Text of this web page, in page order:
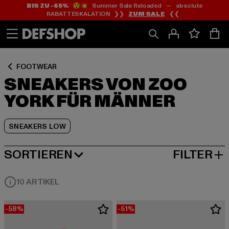
Zum
Inhalt
springen
Zum
Fußzeile
springen
BIS ZU -65%😲💥 Summer Sale Reloaded — absolute
RABATTESKALATION ❯❯ ZUM SALE ❮❮
FOOTWEAR
SNEAKERS VON ZOO
YORK FÜR MÄNNER
SNEAKERS LOW
Zum
Produktraster
springen
SORTIEREN
BELIEBTESTE FILTER
10 ARTIKEL
-58% -51%